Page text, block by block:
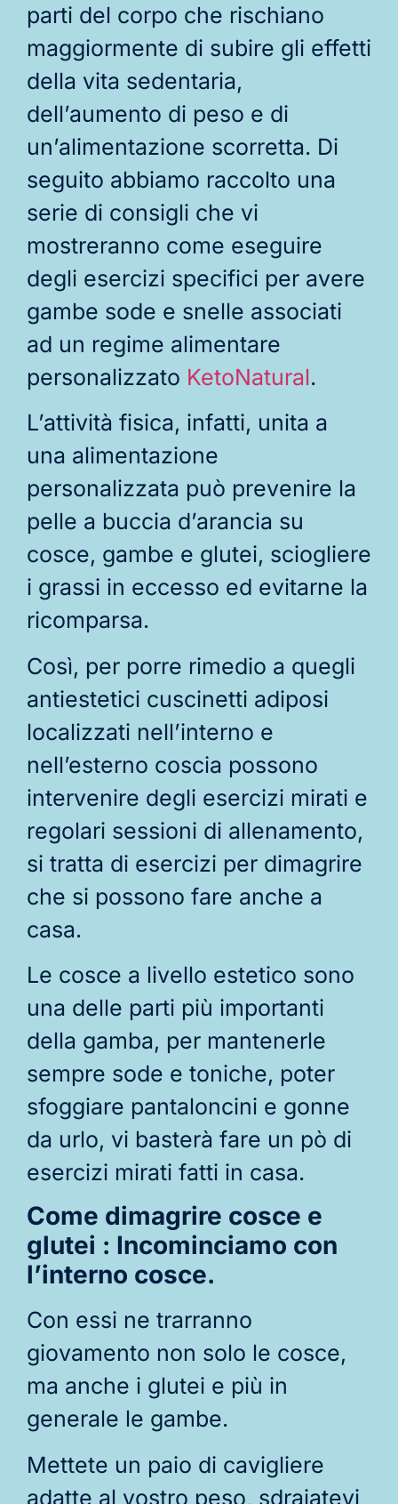
parti del corpo che rischiano
maggiormente di subire gli effetti
della vita sedentaria,
dell’aumento di peso e di
un’alimentazione scorretta. Di
seguito abbiamo raccolto una
serie di consigli che vi
mostreranno come eseguire
degli esercizi specifici per avere
gambe sode e snelle associati
ad un regime alimentare
personalizzato KetoNatural.
L’attività fisica, infatti, unita a
una alimentazione
personalizzata può prevenire la
pelle a buccia d’arancia su
cosce, gambe e glutei, sciogliere
i grassi in eccesso ed evitarne la
ricomparsa.
Così, per porre rimedio a quegli
antiestetici cuscinetti adiposi
localizzati nell’interno e
nell’esterno coscia possono
intervenire degli esercizi mirati e
regolari sessioni di allenamento,
si tratta di esercizi per dimagrire
che si possono fare anche a
casa.
Le cosce a livello estetico sono
una delle parti più importanti
della gamba, per mantenerle
sempre sode e toniche, poter
sfoggiare pantaloncini e gonne
da urlo, vi basterà fare un pò di
esercizi mirati fatti in casa.
Come dimagrire cosce e
glutei : Incominciamo con
l’interno cosce.
Con essi ne trarranno
giovamento non solo le cosce,
ma anche i glutei e più in
generale le gambe.
Mettete un paio di cavigliere
adatte al vostro peso, sdraiatevi